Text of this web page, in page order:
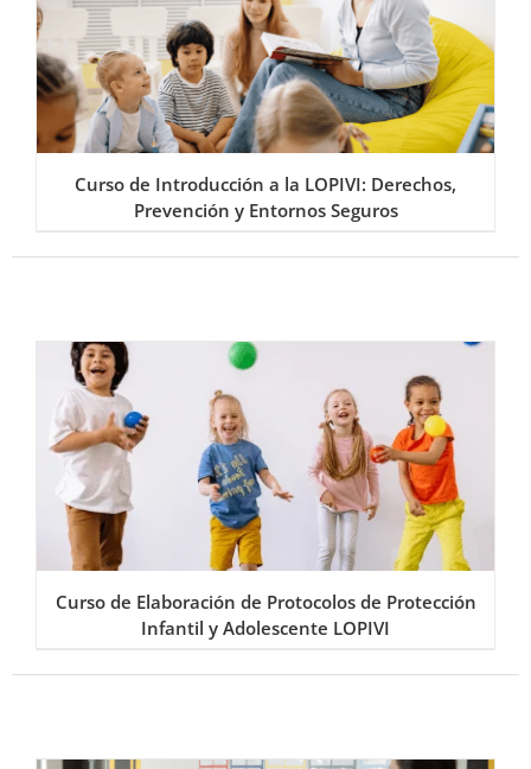
Curso de Introducción a la LOPIVI: Derechos,
Prevención y Entornos Seguros
Curso de Elaboración de Protocolos de Protección
Infantil y Adolescente LOPIVI